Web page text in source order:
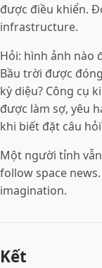
được điều khiển.
infrastructure.
Hỏi: hình ảnh nào
Bầu trời được
kỳ diệu? Công cụ
được làm sợ, yêu
khi biết đặt câu
Một người tỉnh
follow space
imagination.
Kết